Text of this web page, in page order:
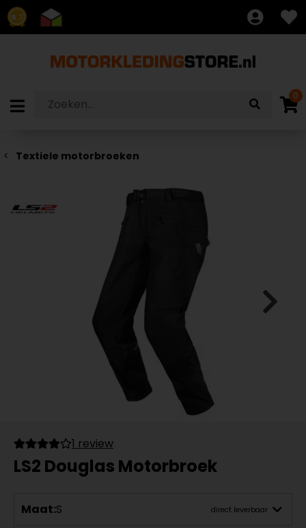
8.7
0
Textiele motorbroeken
1 review
LS2 Douglas Motorbroek
Maat:S direct leverbaar